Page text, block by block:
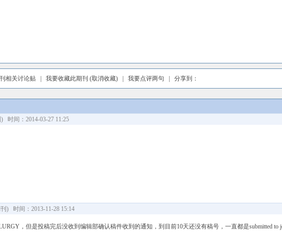
相关讨论贴| 我要收藏此期刊 (取消收藏)| 我要点评两句 | 分享到：
) 时间：2014-03-27 11:25
) 时间：2013-11-28 15:14
，但是投稿完后没收到编辑部确认稿件收到的通知，到目前10天还没有稿号，一直都是submitted to